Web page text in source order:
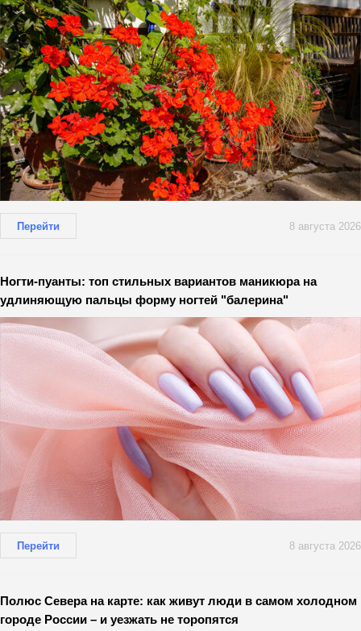
Перейти 8 августа 2026
Ногти-пуанты: топ стильных вариантов маникюра на
удлиняющую пальцы форму ногтей "балерина"
Перейти 8 августа 2026
Полюс Севера на карте: как живут люди в самом холодном
городе России – и уезжать не торопятся